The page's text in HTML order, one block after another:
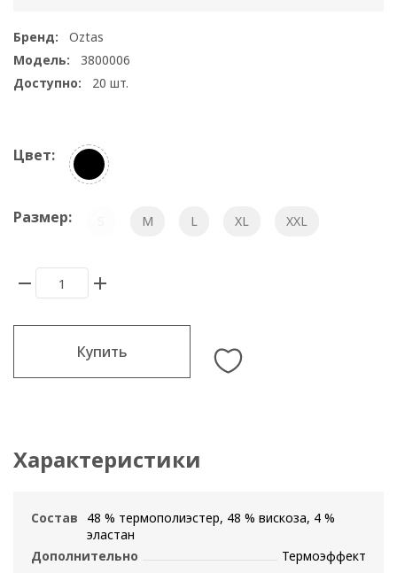
Бренд:
Oztas
Модель:
3800006
Доступно:
20 шт.
Цвет:
Размер: M L XL XXL
Купить
Характеристики
Состав
48 % термополиэстер, 48 % вискоза, 4 %
эластан
Дополнительно
Термоэффект